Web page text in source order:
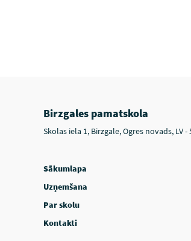
Birzgales pamatskola
Skolas iela 1, Birzgale, Ogres novads, LV -
Sākumlapa
Uzņemšana
Par skolu
Kontakti